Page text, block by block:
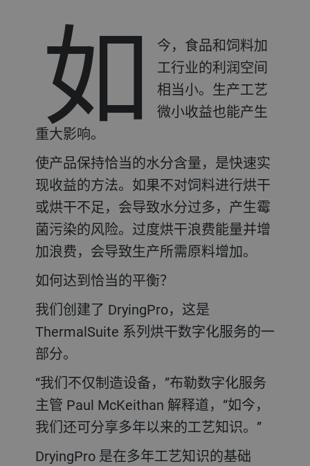
如
今，食品和饲料加
工行业的利润空间
相当小。生产工艺
微小收益也能产生
重大影响。
使产品保持恰当的水分含量，是快速实
现收益的方法。如果不对饲料进行烘干
或烘干不足，会导致水分过多，产生霉
菌污染的风险。过度烘干浪费能量并增
加浪费，会导致生产所需原料增加。
如何达到恰当的平衡？
我们创建了 DryingPro，这是
ThermalSuite 系列烘干数字化服务的一
部分。
“我们不仅制造设备，”布勒数字化服务
主管 Paul McKeithan 解释道，“如今，
我们还可分享多年以来的工艺知识。”
DryingPro 是在多年工艺知识的基础